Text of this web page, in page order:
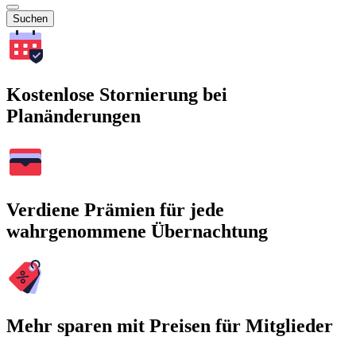
Suchen
Kostenlose Stornierung bei
Planänderungen
Verdiene Prämien für jede
wahrgenommene Übernachtung
Mehr sparen mit Preisen für Mitglieder